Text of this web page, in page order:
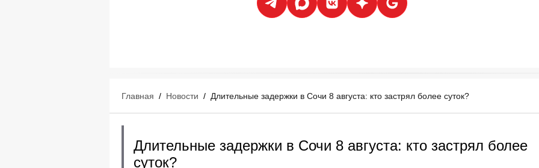
Главная / Новости / Длительные задержки в Сочи 8 августа: кто застрял более суток?
Длительные задержки в Сочи 8 августа: кто застрял более
суток?